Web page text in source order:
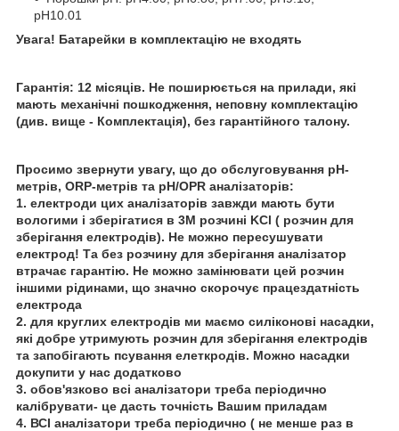
рН10.01
Увага! Батарейки в комплектацію не входять
Гарантія: 12 місяців. Не поширюється на прилади, які
мають механічні пошкодження, неповну комплектацію
(див. вище - Комплектація), без гарантійного талону.
Просимо звернути увагу, що до обслуговування pH-
метрів, ORP-метрів та pH/OPR аналізаторів:
1. електроди цих аналізаторів завжди мають бути
вологими і зберігатися в 3М розчині KCl ( розчин для
зберігання електродів). Не можно пересушувати
електрод! Та без розчину для зберігання аналізатор
втрачає гарантію. Не можно замінювати цей розчин
іншими рідинами, що значно скорочує працездатність
електрода
2. для круглих електродів ми маємо силіконові насадки,
які добре утримують розчин для зберігання електродів
та запобігають псування елеткродів. Можно насадки
докупити у нас додатково
3. обов'язково всі аналізатори треба періодично
калібрувати- це дасть точність Вашим приладам
4. ВСІ аналізатори треба періодично ( не менше раз в